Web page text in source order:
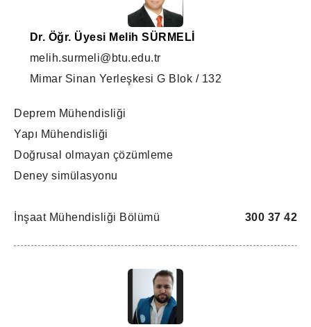
Dr. Öğr. Üyesi Melih SÜRMELİ
melih.surmeli@btu.edu.tr
Mimar Sinan Yerleşkesi G Blok / 132
Deprem Mühendisliği
Yapı Mühendisliği
Doğrusal olmayan çözümleme
Deney simülasyonu
300 37 42
İnşaat Mühendisliği Bölümü